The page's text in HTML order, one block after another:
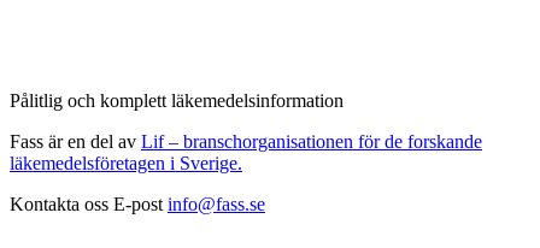
Pålitlig och komplett läkemedelsinformation
Fass är en del av Lif – branschorganisationen för de forskande
läkemedelsföretagen i Sverige.
Kontakta oss E-post info@fass.se